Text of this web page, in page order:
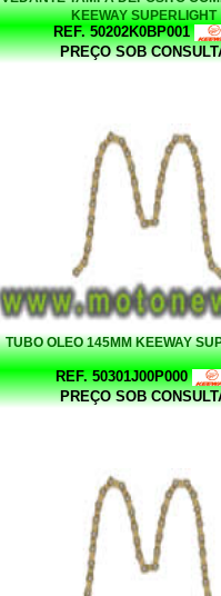
KEEWAY SUPERLIGHT
REF. 50202K0BP001
PREÇO SOB
TUBO OLEO 145MM KEEWAY
REF. 50301J00P000
PREÇO SOB